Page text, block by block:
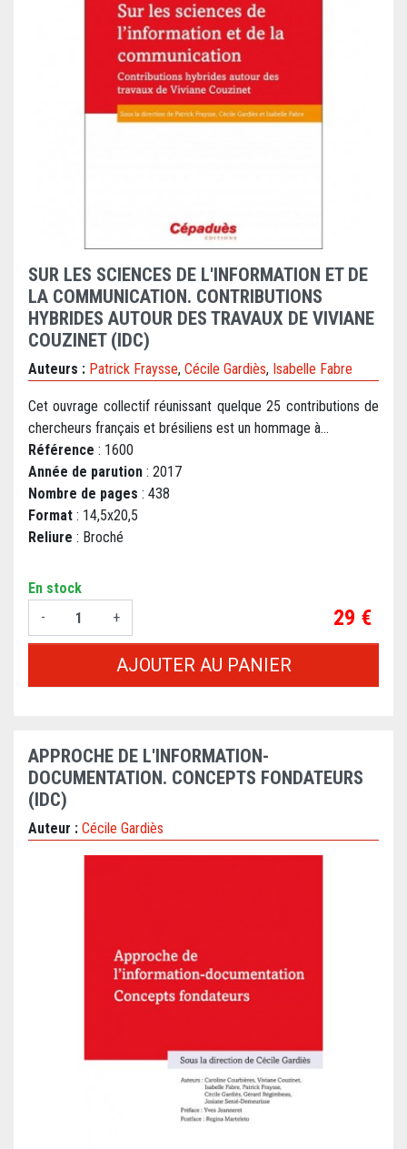
SUR LES SCIENCES DE L'INFORMATION ET DE
LA COMMUNICATION. CONTRIBUTIONS
HYBRIDES AUTOUR DES TRAVAUX DE VIVIANE
COUZINET (IDC)
Auteurs : Patrick Fraysse, Cécile Gardiès, Isabelle Fabre
Cet ouvrage collectif réunissant quelque 25 contributions de
chercheurs français et brésiliens est un hommage à...
Référence : 1600
Année de parution : 2017
Nombre de pages : 438
Format : 14,5x20,5
Reliure : Broché
En stock
-
+ Prix
29 €
AJOUTER AU PANIER
APPROCHE DE L'INFORMATION-
DOCUMENTATION. CONCEPTS FONDATEURS
(IDC)
Auteur : Cécile Gardiès